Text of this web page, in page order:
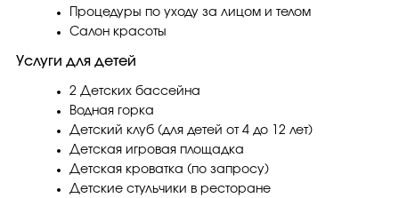
Процедуры по уходу за лицом и телом
Салон красоты
Услуги для детей
2 Детских бассейна
Водная горка
Детский клуб (для детей от 4 до 12 лет)
Детская игровая площадка
Детская кроватка (по запросу)
Детские стульчики в ресторане